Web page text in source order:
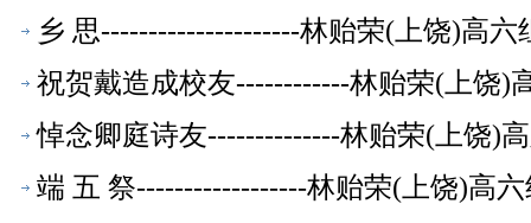
乡 思---------------------林贻荣(上饶)高六
祝贺戴造成校友------------林贻荣(上饶)
悼念卿庭诗友--------------林贻荣(上饶)
端 五 祭------------------林贻荣(上饶)高